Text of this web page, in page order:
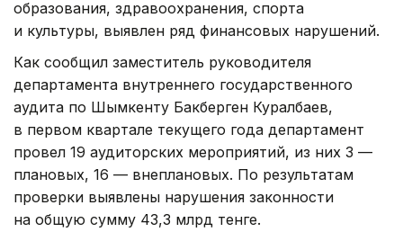
образования, здравоохранения, спорта
и культуры, выявлен ряд финансовых нарушений.
Как сообщил заместитель руководителя
департамента внутреннего государственного
аудита по Шымкенту Бакберген Куралбаев,
в первом квартале текущего года департамент
провел 19 аудиторских мероприятий, из них 3 —
плановых, 16 — внеплановых. По результатам
проверки выявлены нарушения законности
на общую сумму 43,3 млрд тенге.